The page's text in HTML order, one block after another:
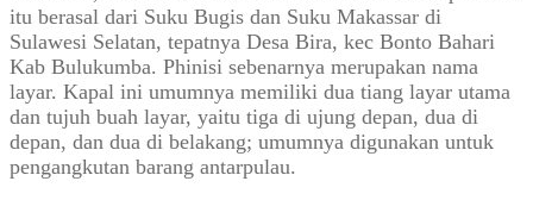
itu berasal dari Suku Bugis dan Suku Makassar di
Sulawesi Selatan, tepatnya Desa Bira, kec Bonto Bahari
Kab Bulukumba. Phinisi sebenarnya merupakan nama
layar. Kapal ini umumnya memiliki dua tiang layar utama
dan tujuh buah layar, yaitu tiga di ujung depan, dua di
depan, dan dua di belakang; umumnya digunakan untuk
pengangkutan barang antarpulau.